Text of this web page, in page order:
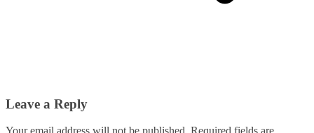
Leave a Reply